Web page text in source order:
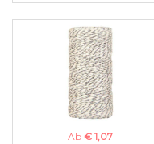
Ab € 1,07